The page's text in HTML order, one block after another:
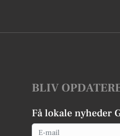
BLIV
Få lokale nyheder
Email